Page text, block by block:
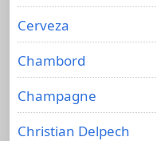
Cerveza
Chambord
Champagne
Christian Delpech